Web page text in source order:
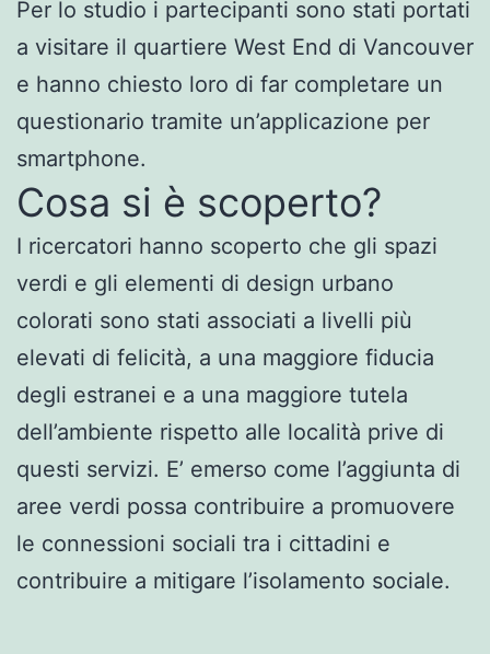
Per lo studio i partecipanti sono stati portati
a visitare il quartiere West End di Vancouver
e hanno chiesto loro di far completare un
questionario tramite un’applicazione per
smartphone.
Cosa si è scoperto?
I ricercatori hanno scoperto che gli spazi
verdi e gli elementi di design urbano
colorati sono stati associati a livelli più
elevati di felicità, a una maggiore fiducia
degli estranei e a una maggiore tutela
dell’ambiente rispetto alle località prive di
questi servizi. E’ emerso come l’aggiunta di
aree verdi possa contribuire a promuovere
le connessioni sociali tra i cittadini e
contribuire a mitigare l’isolamento sociale.